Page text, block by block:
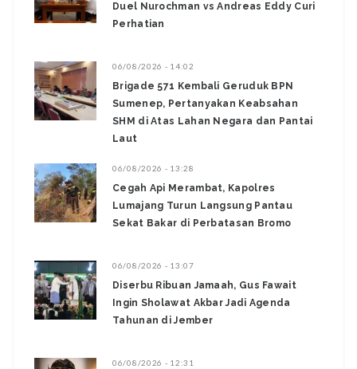
Duel Nurochman vs Andreas Eddy Curi
Perhatian
06/08/2026 - 14:02
Brigade 571 Kembali Geruduk BPN
Sumenep, Pertanyakan Keabsahan
SHM di Atas Lahan Negara dan Pantai
Laut
06/08/2026 - 13:28
‎Cegah Api Merambat, Kapolres
Lumajang Turun Langsung Pantau
Sekat Bakar di Perbatasan Bromo ‎
06/08/2026 - 13:07
Diserbu Ribuan Jamaah, Gus Fawait
Ingin Sholawat Akbar Jadi Agenda
Tahunan di Jember
06/08/2026 - 12:31